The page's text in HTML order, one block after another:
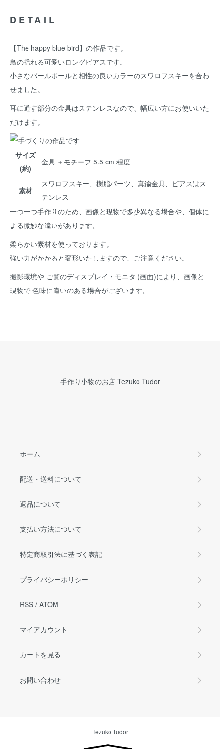
DETAIL
【The happy blue bird】の作品です。
鳥の揺れる可愛いロングピアスです。
小さなパールボールと相性の良いカラーのスワロフスキーを合わ
せました。
耳に通す部分の金具はステンレスなので、幅広い方にお使いいた
だけます。
サイズ
(約)
金具 ＋モチーフ 5.5 cm 程度
素材
スワロフスキー、樹脂パーツ、真鍮金具、ピアスはス
テンレス
一つ一つ手作りのため、画像と現物で多少異なる場合や、個体に
よる微妙な違いがあります。
柔らかい素材を使っております。
強い力がかかると変形いたしますので、ご注意ください。
撮影環境や ご覧のディスプレイ・モニタ (画面)により、画像と
現物で 色味に違いのある場合がございます。
手作り小物のお店 Tezuko Tudor
ホーム
配送・送料について
返品について
支払い方法について
特定商取引法に基づく表記
プライバシーポリシー
RSS / ATOM
マイアカウント
カートを見る
お問い合わせ
Tezuko Tudor